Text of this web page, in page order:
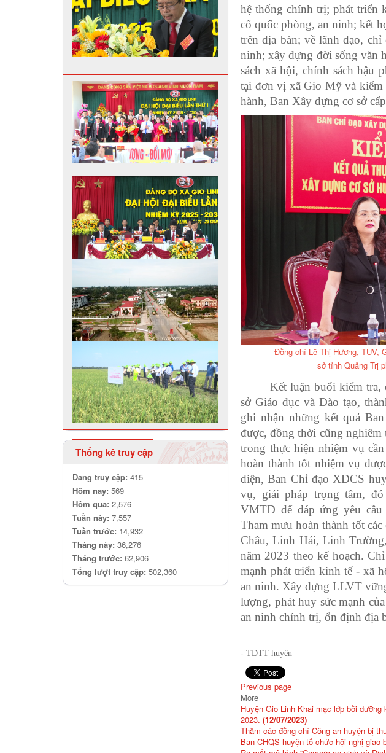
Thống kê truy cập
Đang truy cập: 415
Hôm nay: 569
Hôm qua: 2,576
Tuần này: 7,557
Tuần trước: 14,932
Tháng này: 36,276
Tháng trước: 62,906
Tổng lượt truy cập: 502,360
hệ thống chính trị; phát triển
cố quốc phòng, an ninh; kết
trên địa bàn; về lãnh đạo,
ninh; xây dựng đời sống văn
sách xã hội, chính sách hậu
tại đơn vị xã Gio Mỹ và kiểm
hành, Ban Xây dựng cơ sở
Đồng chí Lê Thị Hương, TUV,
sở tỉnh Quảng Trị
Kết luận buổi kiểm
sở Giáo dục và Đào tạo,
ghi nhận những kết quả
được, đồng thời cũng nghiêm
trong thực hiện nhiệm vụ
hoàn thành tốt nhiệm vụ
diện, Ban Chỉ đạo XDCS
vụ, giải pháp trọng tâm,
VMTD để đáp ứng yêu
Tham mưu hoàn thành tốt
Châu, Linh Hải, Linh
năm 2023 theo kế hoạch.
mạnh phát triển kinh tế - xã
an ninh. Xây dựng LLVT
lượng, phát huy sức mạnh
an ninh chính trị, ổn định địa
Ngọc
- TDTT huyện
Previous page
More
Huyện Gio Linh Khai mạc lớp bồi
2023. (12/07/2023)
Thăm các đồng chí Công an huyện bị
Ban CHQS huyện tổ chức hội nghị giao